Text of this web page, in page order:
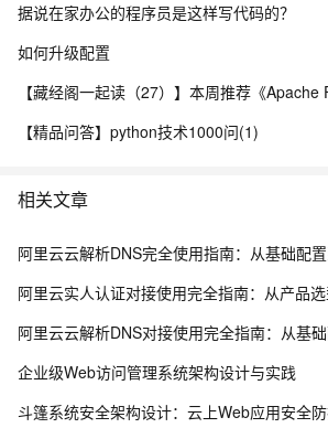
据说在家办公的程序员是这样写代码的？
如何升级配置
【精品问答】python技术1000问(1)
相关文章
阿里云实人认证对接使用完全指南：从产品
阿里云云解析DNS对接使用完全指南：从基
企业级Web访问管理系统架构设计与实践
斗篷系统安全架构设计：云上Web应用安全